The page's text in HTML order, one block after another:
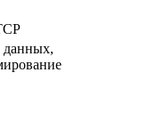
данных,